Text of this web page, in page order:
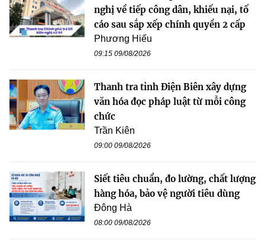
nghị về tiếp công dân, khiếu nại, tố
cáo sau sắp xếp chính quyền 2 cấp
Phương Hiếu
09:15 09/08/2026
Thanh tra tỉnh Điện Biên xây dựng
văn hóa đọc pháp luật từ mỗi công
chức
Trần Kiên
09:00 09/08/2026
Siết tiêu chuẩn, đo lường, chất lượng
hàng hóa, bảo vệ người tiêu dùng
Đông Hà
08:00 09/08/2026